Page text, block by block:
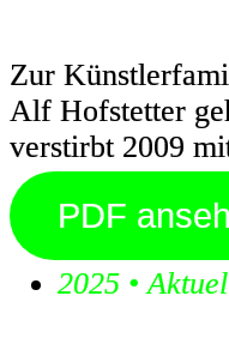
Zur
Alf Hofstetter
verstirbt 2009
PDF
2025 •